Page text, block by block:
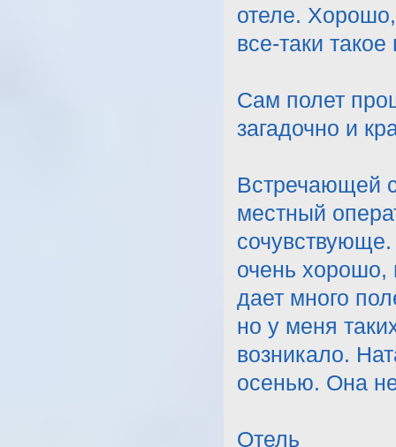
отеле.
все-таки
Сам полет
загадочно и
Встречающей
местный
очень хорошо,
дает много
но у меня
возникало.
осенью. Она
Отель